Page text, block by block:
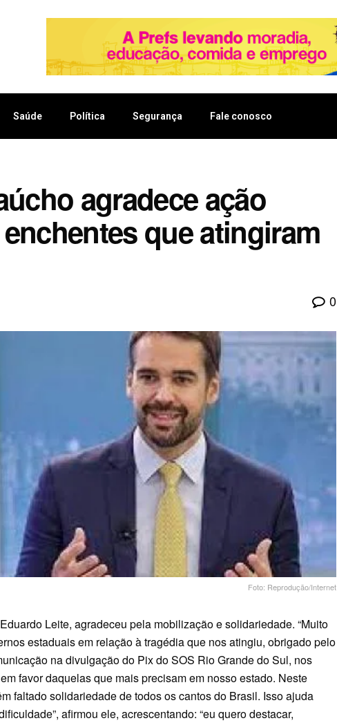
Saúde Política Segurança Fale conosco
agradece ação
que atingiram
0
Foto: Reprodução/Internet
Leite, agradeceu pela mobilização e solidariedade. “Muito
estaduais em relação à tragédia que nos atingiu, obrigado pelo
na divulgação do Pix do SOS Rio Grande do Sul, nos
favor daquelas que mais precisam em nosso estado. Neste
faltado solidariedade de todos os cantos do Brasil. Isso ajuda
afirmou ele, acrescentando: “eu quero destacar,